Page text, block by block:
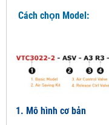
Cách chọn Model:
1. Mô hình cơ bản